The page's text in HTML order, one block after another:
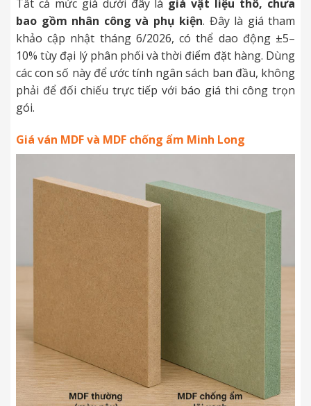
Tất cả mức giá dưới đây là giá vật liệu thô, chưa
bao gồm nhân công và phụ kiện. Đây là giá tham
khảo cập nhật tháng 6/2026, có thể dao động ±5–
10% tùy đại lý phân phối và thời điểm đặt hàng. Dùng
các con số này để ước tính ngân sách ban đầu, không
phải để đối chiếu trực tiếp với báo giá thi công trọn
gói.
Giá ván MDF và MDF chống ẩm Minh Long